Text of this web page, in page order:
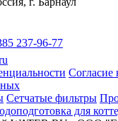
237-96-77
Согласие
Сетчатые фильтры
для